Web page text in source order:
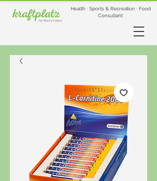
Health · Sports & Recreation · Food
Consultant